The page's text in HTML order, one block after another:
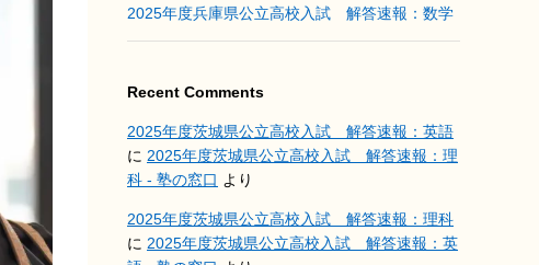
2025年度兵庫県公立高校入試 解答速報：数学
Recent Comments
2025年度茨城県公立高校入試 解答速報：英語
に 2025年度茨城県公立高校入試 解答速報：理
科 - 塾の窓口 より
2025年度茨城県公立高校入試 解答速報：理科
に 2025年度茨城県公立高校入試 解答速報：英